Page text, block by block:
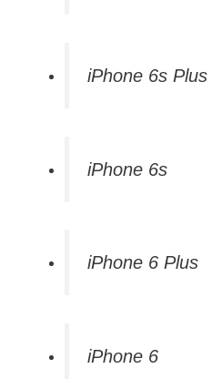
iPhone 6s Plus
iPhone 6s
iPhone 6 Plus
iPhone 6